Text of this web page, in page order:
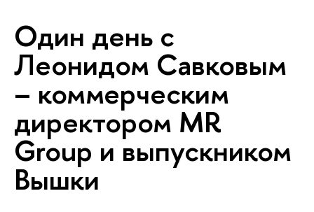
Один день с
Леонидом Савковым
– коммерческим
директором MR
Group и выпускником
Вышки